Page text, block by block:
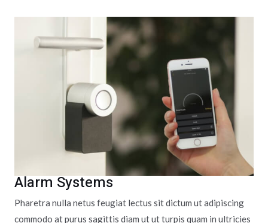
Alarm Systems
Pharetra nulla netus feugiat lectus sit dictum ut adipiscing
commodo at purus sagittis diam ut ut turpis quam in ultricies